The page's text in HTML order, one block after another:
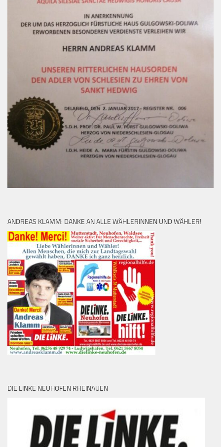
ANDREAS KLAMM: DANKE AN ALLE WÄHLERINNEN UND WÄHLER!
DIE LINKE NEUHOFEN RHEINAUEN